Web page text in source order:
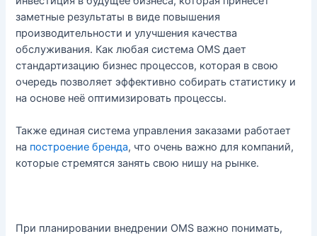
заметные результаты в виде повышения
производительности и улучшения качества
обслуживания. Как любая система OMS дает
стандартизацию бизнес процессов, которая в свою
очередь позволяет эффективно собирать статистику и
на основе неё оптимизировать процессы.
Также единая система управления заказами работает
на построение бренда, что очень важно для компаний,
которые стремятся занять свою нишу на рынке.
При планировании внедрении OMS важно понимать,